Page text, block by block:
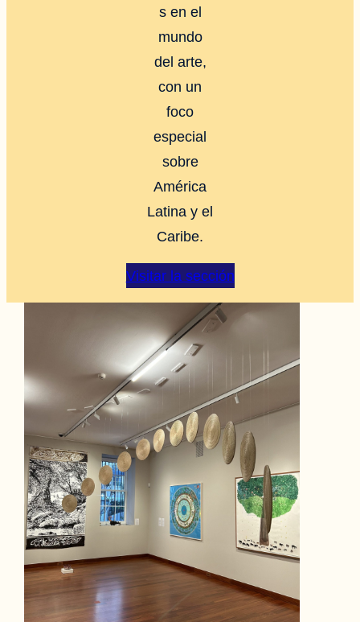
s en el
mundo
del arte,
con un
foco
especial
sobre
América
Latina y el
Caribe.
Visitar la sección